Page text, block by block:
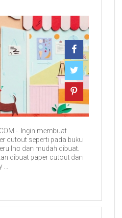
- Ingin membuat
cutout seperti pada buku
lho dan mudah dibuat.
dibuat paper cutout dan